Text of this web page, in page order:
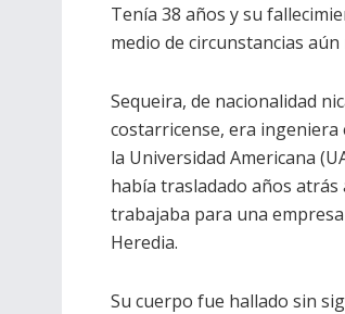
Tenía 38 años y su
medio de circunstancias aún
Sequeira, de nacionalidad
costarricense, era ingeniera
la Universidad Americana
había trasladado años atrás
trabajaba para una
Heredia.
Su cuerpo fue hallado sin